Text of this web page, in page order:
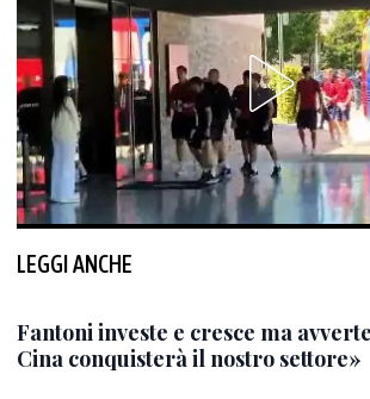
LEGGI ANCHE
Fantoni investe e cresce ma
Cina conquisterà il nostro settore»